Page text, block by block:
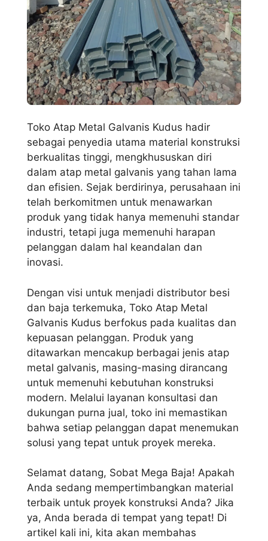
Toko Atap Metal Galvanis Kudus hadir
sebagai penyedia utama material konstruksi
berkualitas tinggi, mengkhususkan diri
dalam atap metal galvanis yang tahan lama
dan efisien. Sejak berdirinya, perusahaan ini
telah berkomitmen untuk menawarkan
produk yang tidak hanya memenuhi standar
industri, tetapi juga memenuhi harapan
pelanggan dalam hal keandalan dan
inovasi.
Dengan visi untuk menjadi distributor besi
dan baja terkemuka, Toko Atap Metal
Galvanis Kudus berfokus pada kualitas dan
kepuasan pelanggan. Produk yang
ditawarkan mencakup berbagai jenis atap
metal galvanis, masing-masing dirancang
untuk memenuhi kebutuhan konstruksi
modern. Melalui layanan konsultasi dan
dukungan purna jual, toko ini memastikan
bahwa setiap pelanggan dapat menemukan
solusi yang tepat untuk proyek mereka.
Selamat datang, Sobat Mega Baja! Apakah
Anda sedang mempertimbangkan material
terbaik untuk proyek konstruksi Anda? Jika
ya, Anda berada di tempat yang tepat! Di
artikel kali ini, kita akan membahas